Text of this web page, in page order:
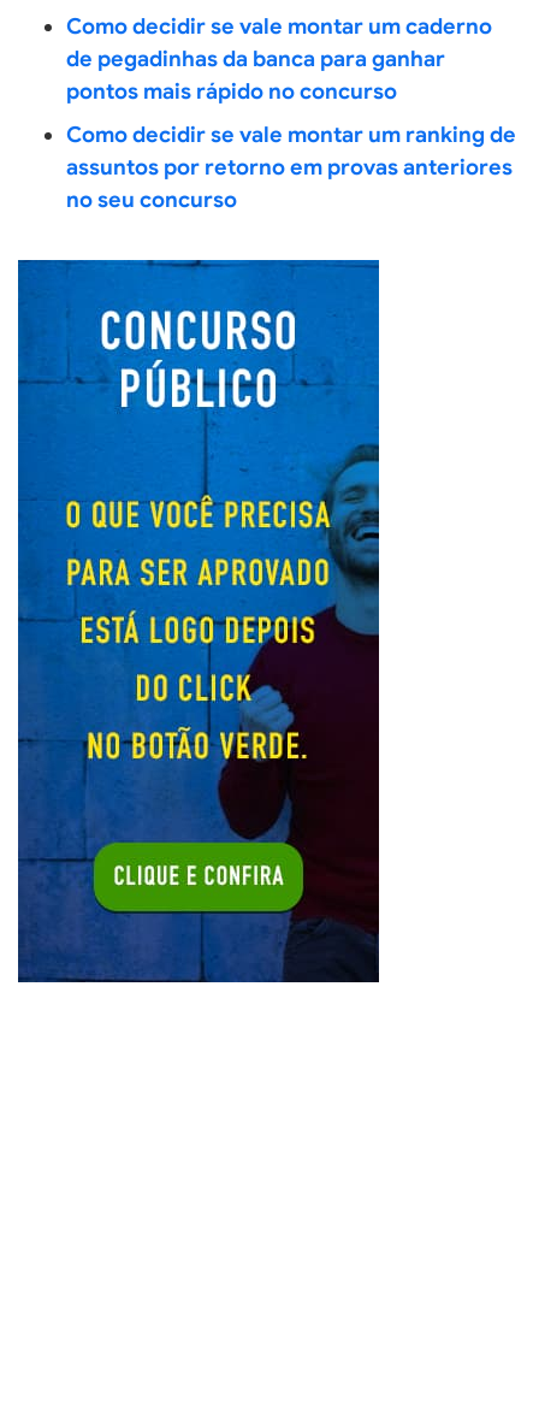
Como decidir se vale montar um caderno
de pegadinhas da banca para ganhar
pontos mais rápido no concurso
Como decidir se vale montar um ranking de
assuntos por retorno em provas anteriores
no seu concurso